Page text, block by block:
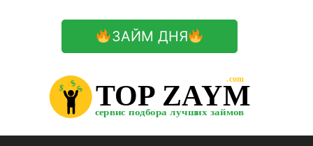
ЗАЙМ ДНЯ
TOP ZAYM
сервис подбора лучших займов
.com
$
$
$